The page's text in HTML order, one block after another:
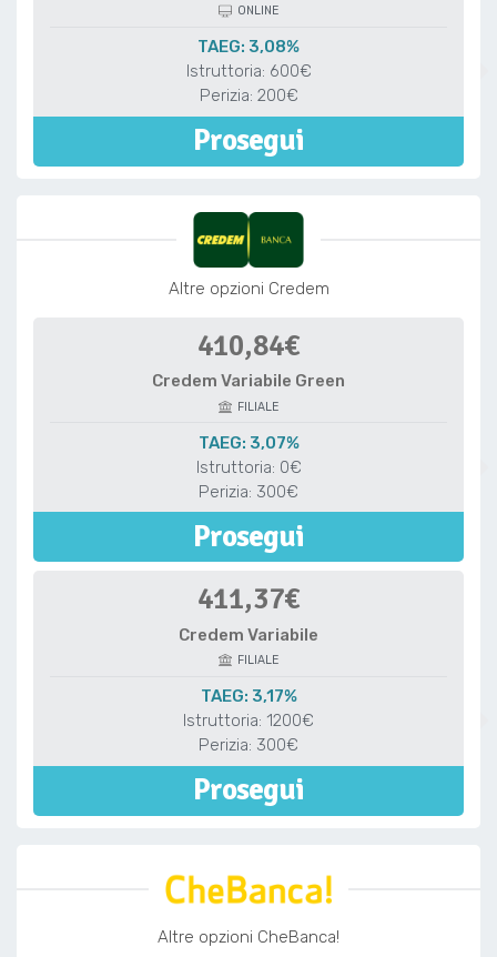
ONLINE
TAEG: 3,08%
Istruttoria: 600€
Perizia: 200€
Prosegui
Altre opzioni Credem
410,84€
Credem Variabile Green
FILIALE
TAEG: 3,07%
Istruttoria: 0€
Perizia: 300€
Prosegui
411,37€
Credem Variabile
FILIALE
TAEG: 3,17%
Istruttoria: 1200€
Perizia: 300€
Prosegui
Altre opzioni CheBanca!